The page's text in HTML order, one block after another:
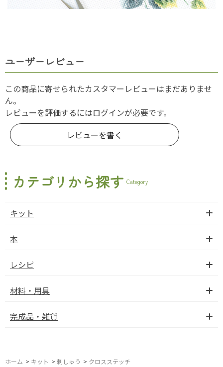
ユーザーレビュー
この商品に寄せられたカスタマーレビューはまだありませ
ん。
レビューを評価するにはログインが必要です。
レビューを書く
カテゴリから探す Category
キット
本
レシピ
材料・用具
完成品・雑貨
ホーム > キット > 刺しゅう > クロスステッチ